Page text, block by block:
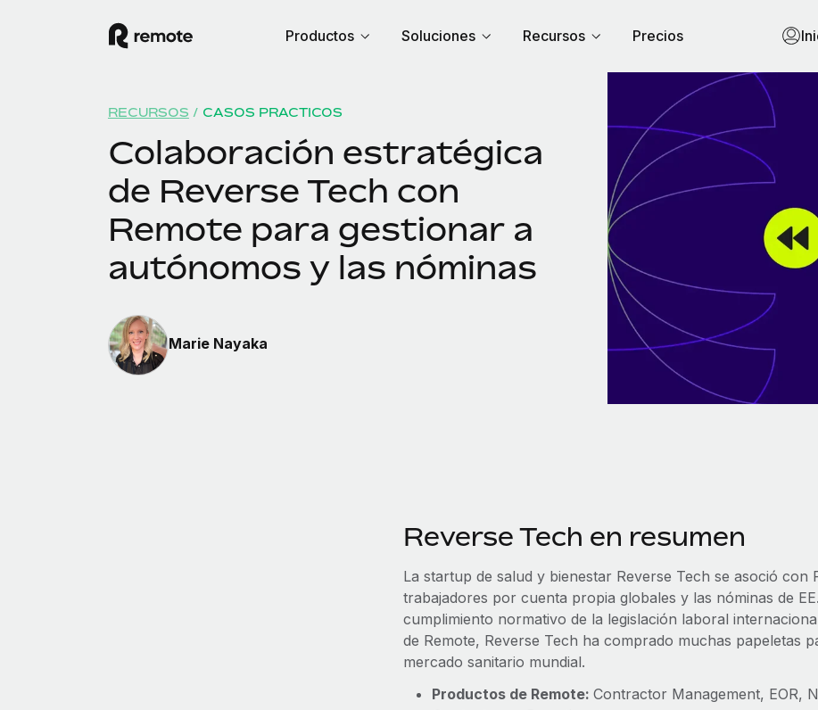
Productos Soluciones Recursos Precios
RECURSOS / CASOS PRACTICOS
Colaboración estratégica
de Reverse Tech con
Remote para gestionar a
autónomos y las nóminas
Marie Nayaka
Reverse Tech en resumen
La startup de salud y bienestar Reverse Tech se asoció con
trabajadores por cuenta propia globales y las nóminas de
cumplimiento normativo de la legislación laboral
de Remote, Reverse Tech ha comprado muchas papeletas
mercado sanitario mundial.
Productos de Remote: Contractor Management, EOR,